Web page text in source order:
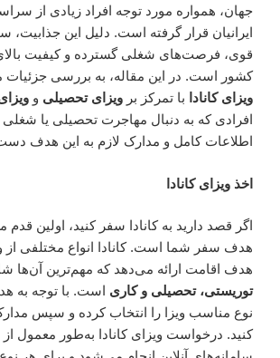
جهان، همواره مورد توجه افراد زیادی از
ایرانیان قرار گرفته است. دلیل این
قوی، فرصت‌های شغلی گسترده و کیفیت
کشور است. در این مقاله، به بررسی جزئیات
ویزای کانادا با تمرکز بر ویزای تحصیلی و
افرادی که به دنبال مهاجرت تحصیلی یا شغلی
اطلاعات کامل و مدارک لازم به این هدف دست
اخذ ویزای کانادا
اگر قصد دارید به کانادا سفر کنید، اولین
هدف سفر شما است. کانادا انواع مختلفی از
هدف اقامت ارائه می‌دهد که مهم‌ترین آن‌ها
توریستی، تحصیلی و کاری است. با توجه به
نوع مناسب ویزا را انتخاب کرده و سپس مدارک
کنید. درخواست ویزای کانادا به‌طور معمول